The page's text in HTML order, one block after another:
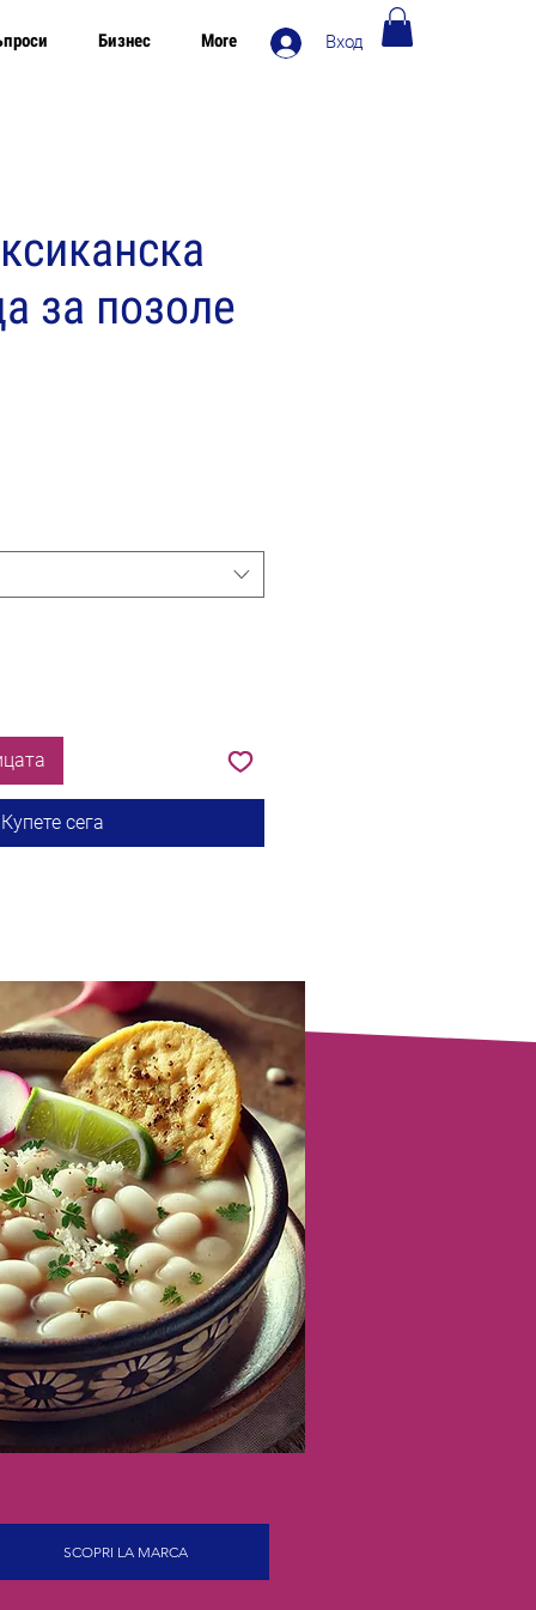
Вход
Бизнес More
за позоле
Купете сега
SCOPRI LA MARCA